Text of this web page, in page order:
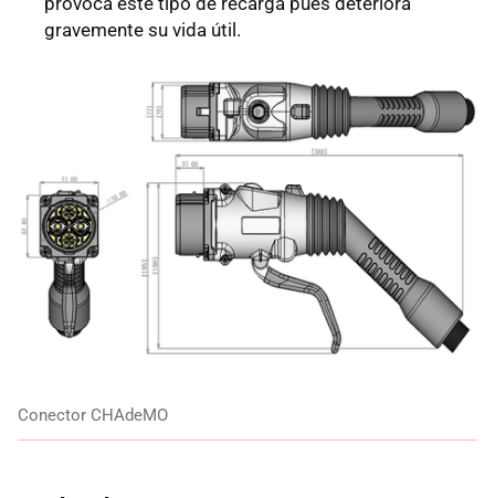
gravemente su vida útil.
Conector CHAdeMO